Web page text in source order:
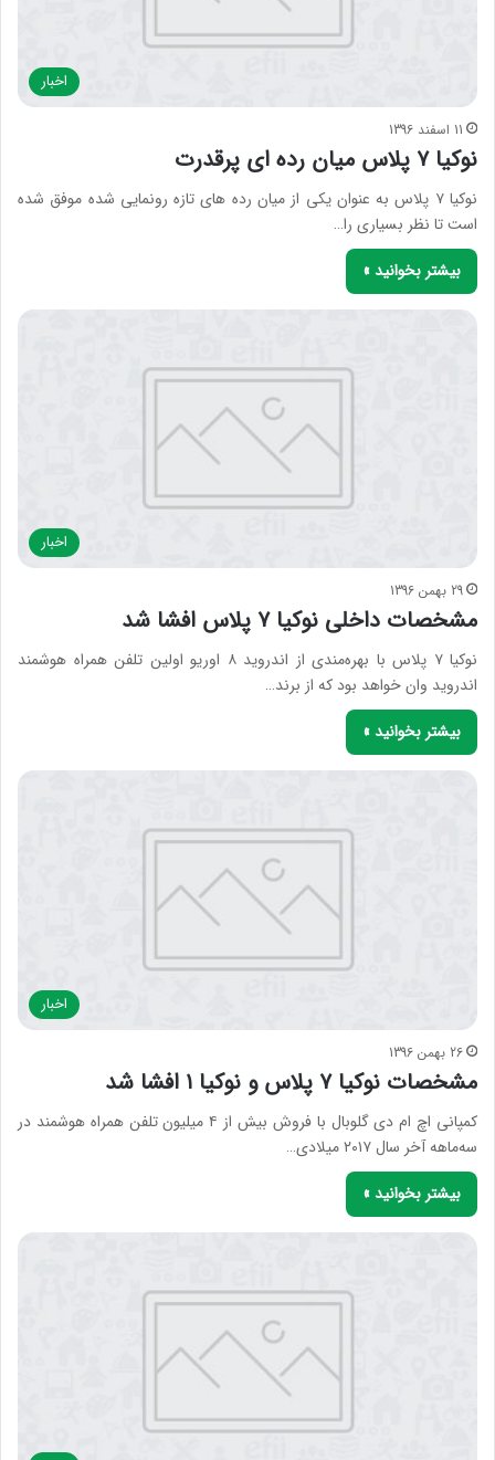
اخبار
11 اسفند 1396
نوکیا ۷ پلاس میان رده ای پرقدرت
نوکیا ۷ پلاس به عنوان یکی از میان رده های تازه رونمایی شده موفق شده
است تا نظر بسیاری را…
بیشتر بخوانید »
اخبار
29 بهمن 1396
مشخصات داخلی نوکیا ۷ پلاس افشا شد
نوکیا ۷ پلاس با بهره‌مندی از اندروید ۸ اوریو اولین تلفن همراه هوشمند
اندروید وان خواهد بود که از برند…
بیشتر بخوانید »
اخبار
26 بهمن 1396
مشخصات نوکیا ۷ پلاس و نوکیا ۱ افشا شد
کمپانی اچ ام دی گلوبال با فروش بیش از ۴ میلیون تلفن همراه هوشمند در
سه‌ماهه آخر سال ۲۰۱۷ میلادی…
بیشتر بخوانید »